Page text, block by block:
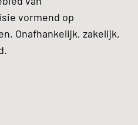
vormend op
Onafhankelijk, zakelijk,